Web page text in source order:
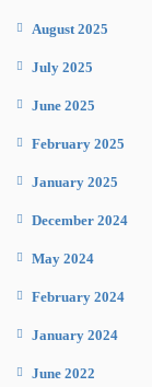
August 2025
July 2025
June 2025
February 2025
January 2025
December 2024
May 2024
February 2024
January 2024
June 2022